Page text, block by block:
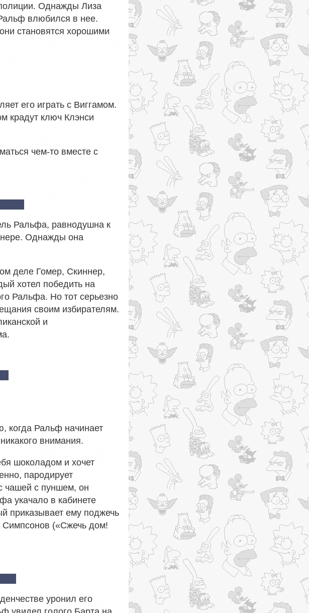
Однажды Лиза
влюбился в нее.
становятся хорошими
его играть с Виггамом.
крадут ключ Клэнси
чем-то вместе с
Ральфа, равнодушна к
Однажды она
деле Гомер, Скиннер,
хотел победить на
Ральфа. Но тот серьезно
своим избирателям.
и
когда Ральф начинает
внимания.
шоколадом и хочет
пародирует
чашей с пуншем, он
укачало в кабинете
приказывает ему поджечь
Симпсонов («Сжечь дом!
уронил его